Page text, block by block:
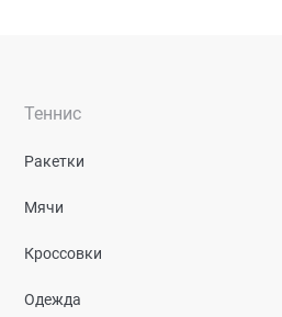
Теннис
Ракетки
Мячи
Кроссовки
Одежда